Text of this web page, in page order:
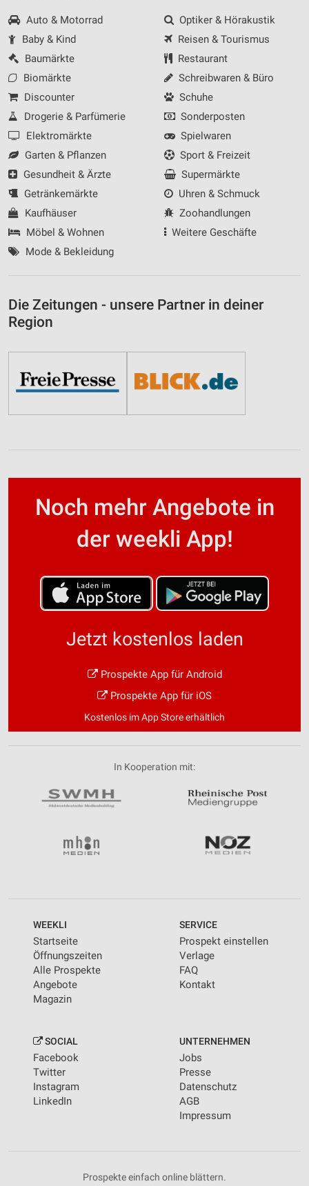
Auto & Motorrad
Baby & Kind
Baumärkte
Biomärkte
Discounter
Drogerie & Parfümerie
Elektromärkte
Garten & Pflanzen
Gesundheit & Ärzte
Getränkemärkte
Kaufhäuser
Möbel & Wohnen
Mode & Bekleidung
Optiker & Hörakustik
Reisen & Tourismus
Restaurant
Schreibwaren & Büro
Schuhe
Sonderposten
Spielwaren
Sport & Freizeit
Supermärkte
Uhren & Schmuck
Zoohandlungen
Weitere Geschäfte
Die Zeitungen - unsere Partner in deiner
Region
Noch mehr Angebote in
der weekli App!
Jetzt kostenlos laden
Prospekte App für Android
Prospekte App für iOS
Kostenlos im App Store erhältlich
In Kooperation mit:
WEEKLI
Startseite
Öffnungszeiten
Alle Prospekte
Angebote
Magazin
SERVICE
Prospekt einstellen
Verlage
FAQ
Kontakt
SOCIAL
Facebook
Twitter
Instagram
LinkedIn
UNTERNEHMEN
Jobs
Presse
Datenschutz
AGB
Impressum
Prospekte einfach online blättern.